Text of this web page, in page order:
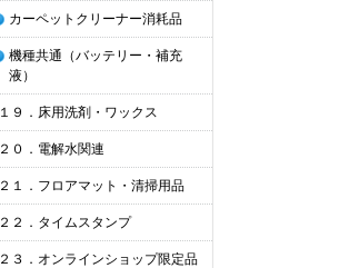
カーペットクリーナー消耗品
機種共通（バッテリー・補充
液）
１９．床用洗剤・ワックス
２０．電解水関連
２１．フロアマット・清掃用品
２２．タイムスタンプ
２３．オンラインショップ限定品